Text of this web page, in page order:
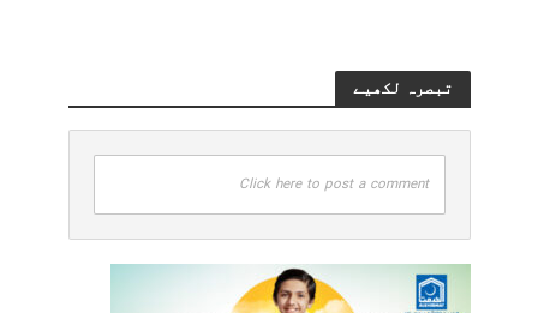
تبصرہ لکھیے
Click here to post a comment